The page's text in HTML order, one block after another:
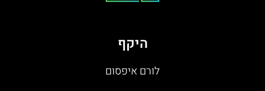
היקף
לורם איפסום